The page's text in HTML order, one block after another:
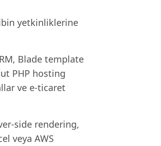
yetkinliklerine
Blade template
PHP hosting
ve e-ticaret
side rendering,
veya AWS